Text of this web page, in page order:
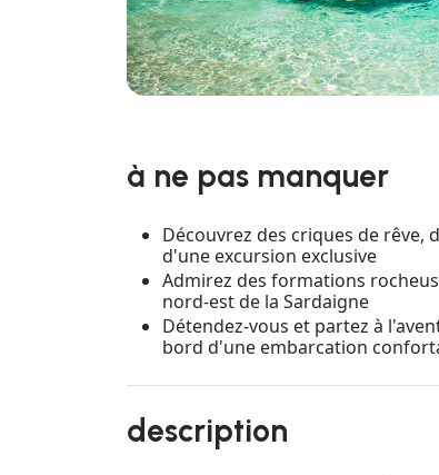
à ne pas manquer
Découvrez des criques de rêve,
d'une excursion exclusive
Admirez des formations
nord-est de la Sardaigne
Détendez-vous et partez à
bord d'une embarcation
description